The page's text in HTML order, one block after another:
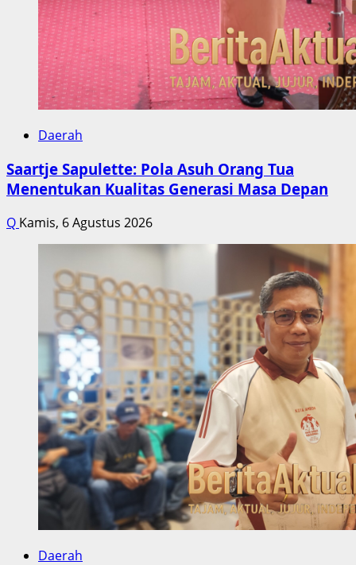
Daerah
Saartje Sapulette: Pola Asuh Orang Tua
Menentukan Kualitas Generasi Masa Depan
Q Kamis, 6 Agustus 2026
Daerah